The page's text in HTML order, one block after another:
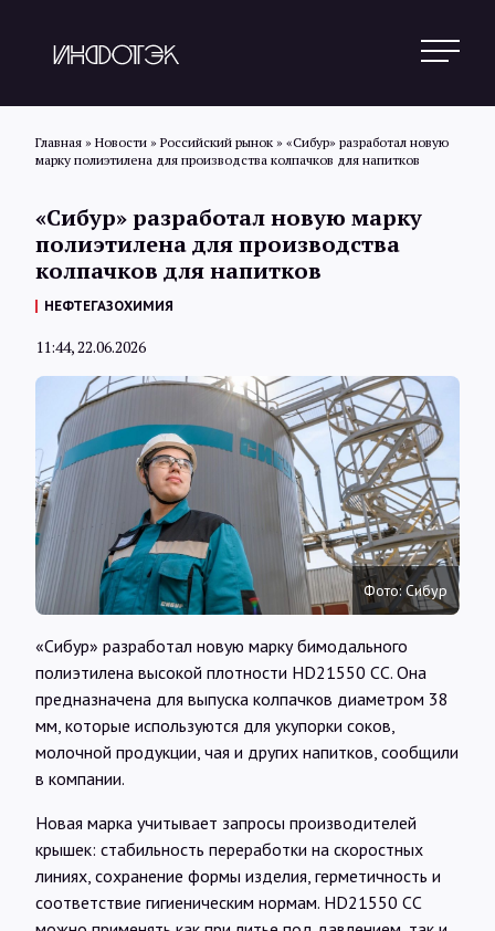
Новости
Обзоры
Интервью
Карты
О нас
@Infotek_Russia
Главная » Новости » Российский рынок » «Сибур» разработал новую
марку полиэтилена для производства колпачков для напитков
«Сибур» разработал новую марку
полиэтилена для производства
колпачков для напитков
НЕФТЕГАЗОХИМИЯ
11:44, 22.06.2026
Фото: Сибур
«Сибур» разработал новую марку бимодального
полиэтилена высокой плотности HD21550 CC. Она
предназначена для выпуска колпачков диаметром 38
мм, которые используются для укупорки соков,
молочной продукции, чая и других напитков, сообщили
в компании.
Новая марка учитывает запросы производителей
крышек: стабильность переработки на скоростных
линиях, сохранение формы изделия, герметичность и
соответствие гигиеническим нормам. HD21550 CC